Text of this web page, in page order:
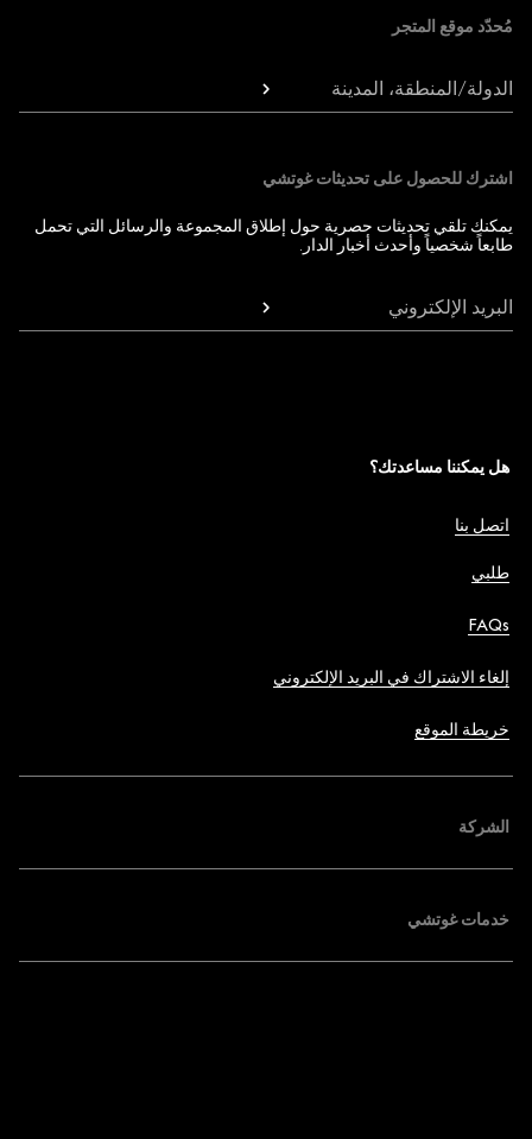
مُحدّد موقع المتجر
الدولة/المنطقة، المدينة
اشترك للحصول على تحديثات غوتشي
يمكنك تلقي تحديثات حصرية حول إطلاق المجموعة والرسائل التي تحمل
طابعاً شخصياً وأحدث أخبار الدار.
البريد الإلكتروني
هل يمكننا مساعدتك؟
اتصل بنا
طلبي
FAQs
إلغاء الاشتراك في البريد الإلكتروني
خريطة الموقع
الشركة
خدمات غوتشي